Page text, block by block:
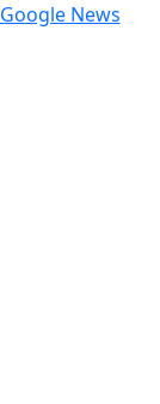
News